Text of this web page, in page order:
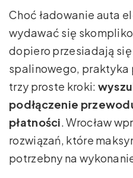
Choć ładowanie auta
wydawać się
dopiero przesiadają się
spalinowego, praktyka
trzy proste kroki:
podłączenie
płatności. Wrocław
rozwiązań, które
potrzebny na